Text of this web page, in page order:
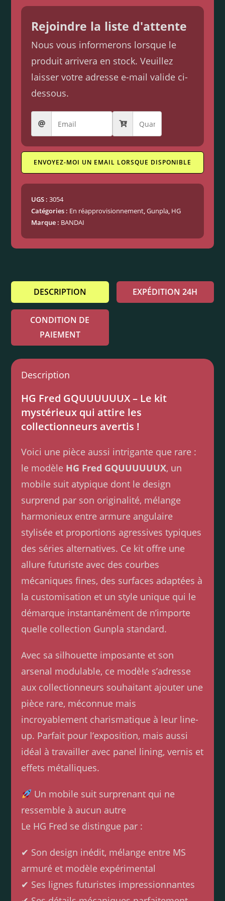
Rejoindre la liste d'attente
Nous vous informerons lorsque le
produit arrivera en stock. Veuillez
laisser votre adresse e-mail valide ci-
dessous.
ENVOYEZ-MOI UN EMAIL LORSQUE DISPONIBLE
UGS :3054
Catégories : En réapprovisionnement,Gunpla, HG
Marque : BANDAI
DESCRIPTION EXPÉDITION 24H
CONDITION DE
PAIEMENT
Description
HG Fred GQUUUUUUX – Le kit
mystérieux qui attire les
collectionneurs avertis !
Voici une pièce aussi intrigante que rare :
le modèle HG Fred GQUUUUUUX, un
mobile suit atypique dont le design
surprend par son originalité, mélange
harmonieux entre armure angulaire
stylisée et proportions agressives typiques
des séries alternatives. Ce kit offre une
allure futuriste avec des courbes
mécaniques fines, des surfaces adaptées à
la customisation et un style unique qui le
démarque instantanément de n’importe
quelle collection Gunpla standard.
Avec sa silhouette imposante et son
arsenal modulable, ce modèle s’adresse
aux collectionneurs souhaitant ajouter une
pièce rare, méconnue mais
incroyablement charismatique à leur line-
up. Parfait pour l’exposition, mais aussi
idéal à travailler avec panel lining, vernis et
effets métalliques.
Un mobile suit surprenant qui ne
ressemble à aucun autre
Le HG Fred se distingue par :
✔ Son design inédit, mélange entre MS
armuré et modèle expérimental
✔ Ses lignes futuristes impressionnantes